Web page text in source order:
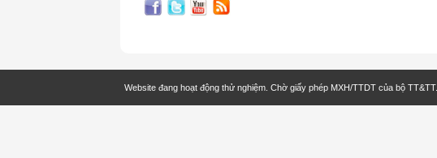
Website đang hoạt động thử nghiệm. Chờ giấy phép MXH/TTDT của bộ TT&TT.